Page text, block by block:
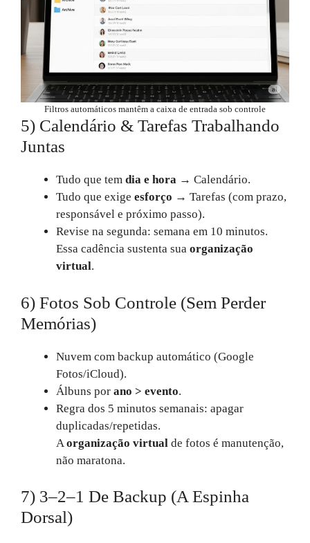
Filtros automáticos mantêm a caixa de entrada sob controle
5) Calendário & Tarefas Trabalhando
Juntas
Tudo que tem dia e hora → Calendário.
Tudo que exige esforço → Tarefas (com prazo,
responsável e próximo passo).
Revise na segunda: semana em 10 minutos.
Essa cadência sustenta sua organização
virtual.
6) Fotos Sob Controle (sem Perder
Memórias)
Nuvem com backup automático (Google
Fotos/iCloud).
Álbuns por ano > evento.
Regra dos 5 minutos semanais: apagar
duplicadas/repetidas.
Aorganização virtual de fotos é manutenção,
não maratona.
7) 3–2–1 De Backup (a Espinha
Dorsal)